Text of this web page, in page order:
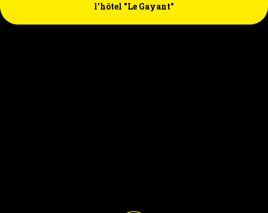
l'hôtel "Le Gayant"